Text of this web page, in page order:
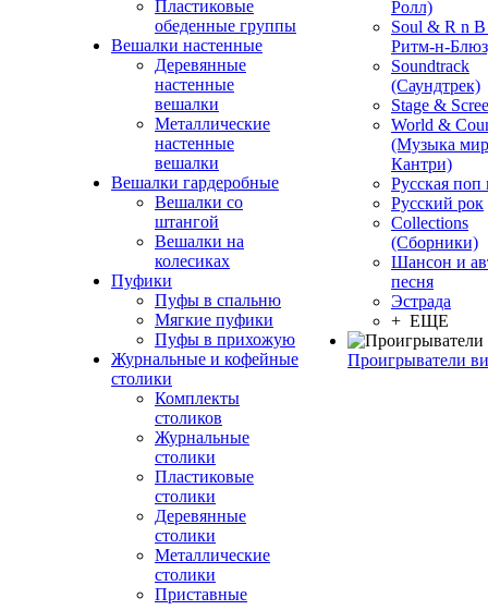
Пластиковые
обеденные группы
Вешалки настенные
Деревянные
настенные
вешалки
Металлические
настенные
вешалки
Вешалки гардеробные
Вешалки со
штангой
Вешалки на
колесиках
Пуфики
Пуфы в спальню
Мягкие пуфики
Пуфы в прихожую
Журнальные и кофейные
столики
Комплекты
столиков
Журнальные
столики
Пластиковые
столики
Деревянные
столики
Металлические
столики
Приставные
Ролл)
Soul & R n
Ритм-н-
Soundtrack
(Саундтрек)
Stage &
World &
(Музыка
Кантри)
Русская поп
Русский рок
Сollections
(Сборники)
Шансон и
песня
Эстрада
+ ЕЩЕ
Проигрыватели